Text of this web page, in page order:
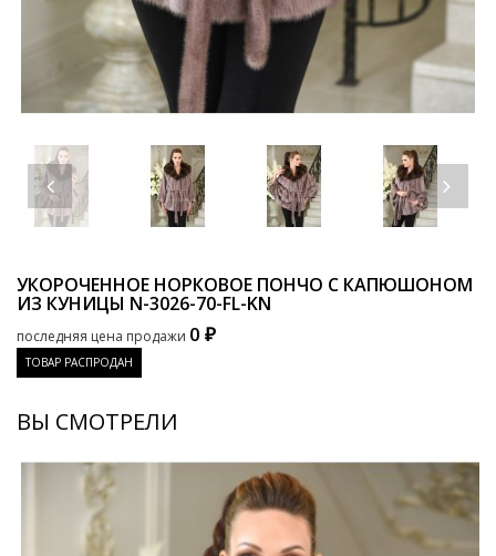
УКОРОЧЕННОЕ НОРКОВОЕ ПОНЧО С КАПЮШОНОМ
ИЗ КУНИЦЫ N-3026-70-FL-KN
последняя цена продажи 0 ₽
ТОВАР РАСПРОДАН
ВЫ СМОТРЕЛИ